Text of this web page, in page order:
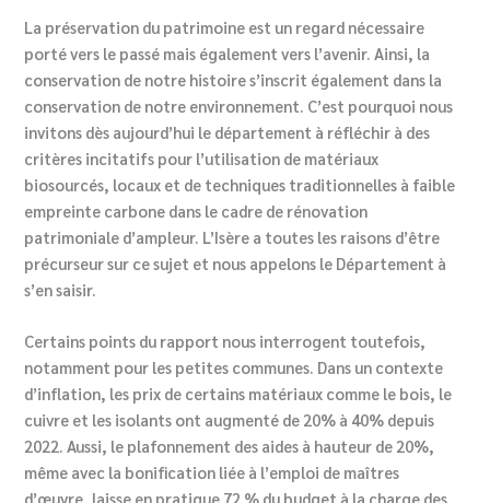
La préservation du patrimoine est un regard nécessaire
porté vers le passé mais également vers l’avenir. Ainsi, la
conservation de notre histoire s’inscrit également dans la
conservation de notre environnement. C’est pourquoi nous
invitons dès aujourd’hui le département à réfléchir à des
critères incitatifs pour l’utilisation de matériaux
biosourcés, locaux et de techniques traditionnelles à faible
empreinte carbone dans le cadre de rénovation
patrimoniale d’ampleur. L’Isère a toutes les raisons d’être
précurseur sur ce sujet et nous appelons le Département à
s’en saisir.
Certains points du rapport nous interrogent toutefois,
notamment pour les petites communes. Dans un contexte
d’inflation, les prix de certains matériaux comme le bois, le
cuivre et les isolants ont augmenté de 20% à 40% depuis
2022.Aussi, le plafonnement des aides à hauteur de 20%,
même avec la bonification liée à l’emploi de maîtres
d’œuvre, laisse en pratique 72 % du budget à la charge des